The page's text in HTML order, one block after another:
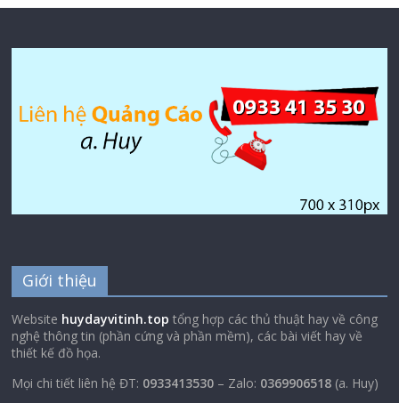
Giới thiệu
Website huydayvitinh.top tổng hợp các thủ thuật hay về công
nghệ thông tin (phần cứng và phần mềm), các bài viết hay về
thiết kế đồ họa.
Mọi chi tiết liên hệ ĐT: 0933413530 – Zalo: 0369906518 (a. Huy)